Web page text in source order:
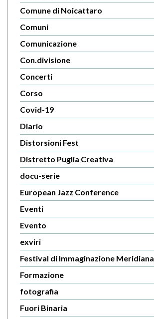
Comune di Noicattaro
Comuni
Comunicazione
Con.divisione
Concerti
Corso
Covid-19
Diario
Distorsioni Fest
Distretto Puglia Creativa
docu-serie
European Jazz Conference
Eventi
Evento
exviri
Festival di Immaginazione Meridiana
Formazione
fotografia
Fuori Binaria